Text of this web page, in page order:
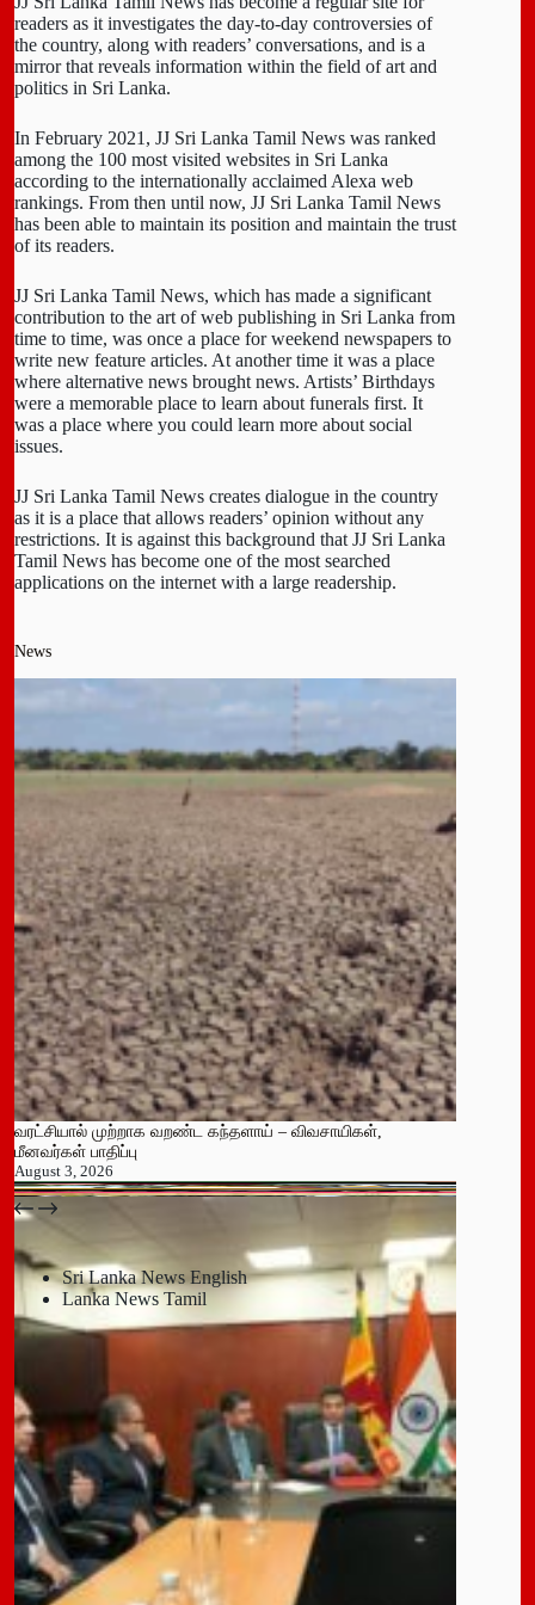
readers as it investigates the day-to-day controversies of
the country, along with readers’ conversations, and is a
mirror that reveals information within the field of art and
politics in Sri Lanka.
In February 2021, JJ Sri Lanka Tamil News was ranked
among the 100 most visited websites in Sri Lanka
according to the internationally acclaimed Alexa web
rankings. From then until now, JJ Sri Lanka Tamil News
has been able to maintain its position and maintain the trust
of its readers.
JJ Sri Lanka Tamil News, which has made a significant
contribution to the art of web publishing in Sri Lanka from
time to time, was once a place for weekend newspapers to
write new feature articles. At another time it was a place
where alternative news brought news. Artists’ Birthdays
were a memorable place to learn about funerals first. It
was a place where you could learn more about social
issues.
JJ Sri Lanka Tamil News creates dialogue in the country
as it is a place that allows readers’ opinion without any
restrictions. It is against this background that JJ Sri Lanka
Tamil News has become one of the most searched
applications on the internet with a large readership.
News
வரட்சியால் முற்றாக வறண்ட கந்தளாய் – விவசாயிகள்,
மீனவர்கள் பாதிப்பு
August 3, 2026
பதுளை மாநகர சபையின் NPP உறுப்பினர் திடீர் ராஜினாமா!
July 14, 2026
Sri Lanka News English
Lanka News Tamil
Leave a Reply
You must be
logged into post a comment.